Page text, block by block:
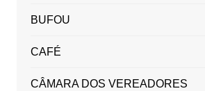
BUFOU
CAFÉ
CÂMARA DOS VEREADORES